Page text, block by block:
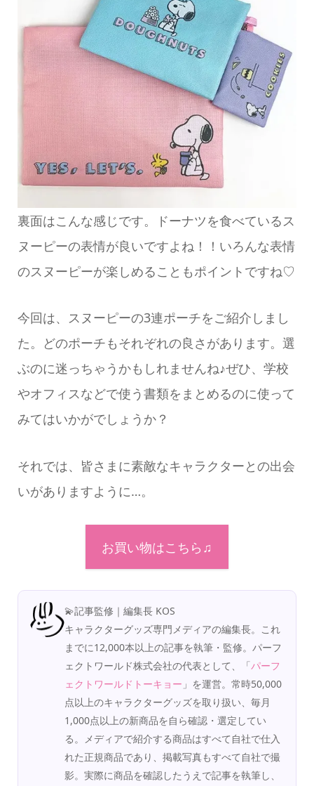
裏面はこんな感じです。ドーナツを食べているス
ヌーピーの表情が良いですよね！！いろんな表情
のスヌーピーが楽しめることもポイントですね♡
今回は、スヌーピーの3連ポーチをご紹介しまし
た。どのポーチもそれぞれの良さがあります。選
ぶのに迷っちゃうかもしれませんね♪ぜひ、学校
やオフィスなどで使う書類をまとめるのに使って
みてはいかがでしょうか？
それでは、皆さまに素敵なキャラクターとの出会
いがありますように…。
お買い物はこちら♫
💫記事監修｜編集長 KOS
キャラクターグッズ専門メディアの編集長。これ
までに12,000本以上の記事を執筆・監修。パーフ
ェクトワールド株式会社の代表として、「パーフ
ェクトワールドトーキョー 」を運営。常時50,000
点以上のキャラクターグッズを取り扱い、毎月
1,000点以上の新商品を自ら確認・選定してい
る。メディアで紹介する商品はすべて自社で仕入
れた正規商品であり、掲載写真もすべて自社で撮
影。実際に商品を確認したうえで記事を執筆し、